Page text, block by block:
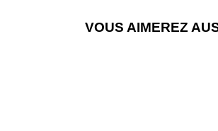
VOUS AIMEREZ